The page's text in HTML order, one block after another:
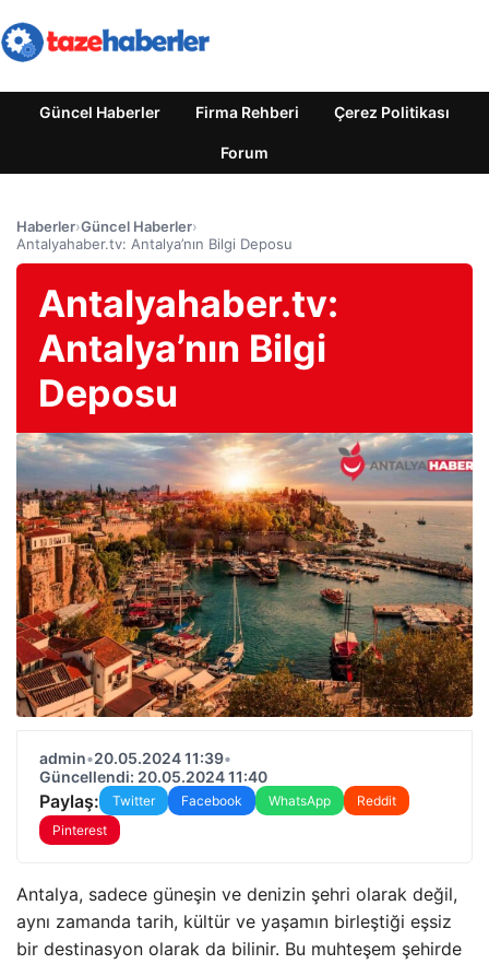
Güncel Haberler Firma Rehberi Çerez Politikası
Forum
Haberler›Güncel Haberler›
Antalyahaber.tv: Antalya’nın Bilgi Deposu
Antalyahaber.tv:
Antalya’nın Bilgi
Deposu
admin•20.05.2024 11:39•
Güncellendi: 20.05.2024 11:40
Paylaş: Twitter Facebook WhatsApp
Reddit
Pinterest
Antalya, sadece güneşin ve denizin şehri olarak değil,
aynı zamanda tarih, kültür ve yaşamın birleştiği eşsiz
bir destinasyon olarak da bilinir. Bu muhteşem şehirde